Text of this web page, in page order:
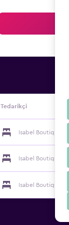
Tedarikçi
Isabel Boutique
Isabel Boutique
Isabel Boutique